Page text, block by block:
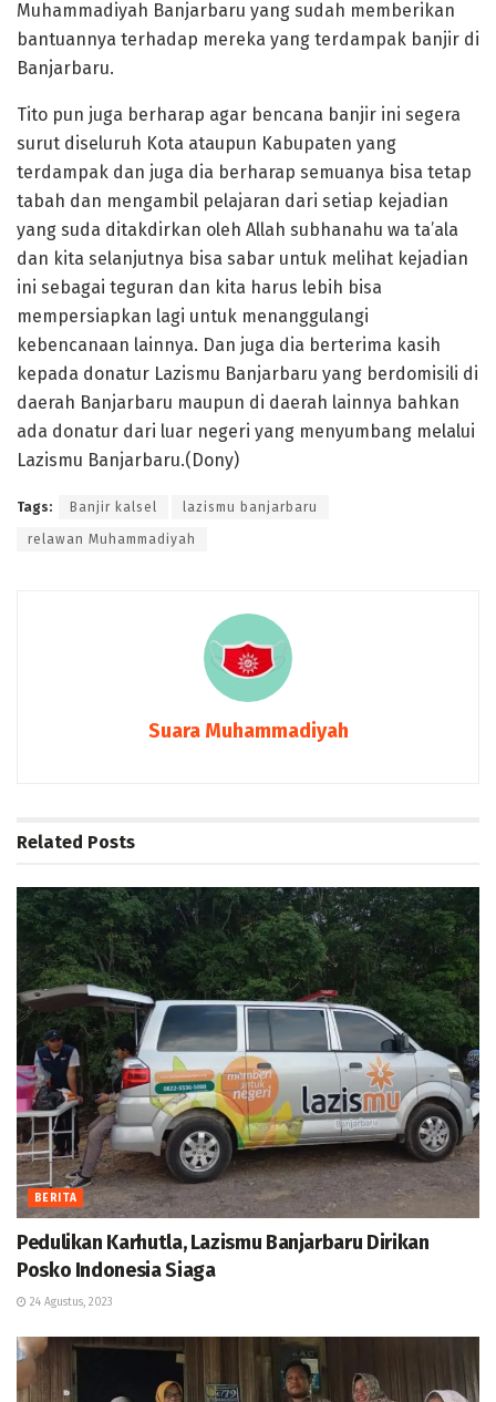
Muhammadiyah Banjarbaru yang sudah memberikan
bantuannya terhadap mereka yang terdampak banjir di
Banjarbaru.
Tito pun juga berharap agar bencana banjir ini segera
surut diseluruh Kota ataupun Kabupaten yang
terdampak dan juga dia berharap semuanya bisa tetap
tabah dan mengambil pelajaran dari setiap kejadian
yang suda ditakdirkan oleh Allah subhanahu wa ta’ala
dan kita selanjutnya bisa sabar untuk melihat kejadian
ini sebagai teguran dan kita harus lebih bisa
mempersiapkan lagi untuk menanggulangi
kebencanaan lainnya. Dan juga dia berterima kasih
kepada donatur Lazismu Banjarbaru yang berdomisili di
daerah Banjarbaru maupun di daerah lainnya bahkan
ada donatur dari luar negeri yang menyumbang melalui
Lazismu Banjarbaru.(Dony)
Tags: Banjir kalsel lazismu banjarbaru
relawan Muhammadiyah
Suara Muhammadiyah
Related Posts
BERITA
Pedulikan Karhutla, Lazismu Banjarbaru Dirikan
Posko Indonesia Siaga
24 Agustus, 2023